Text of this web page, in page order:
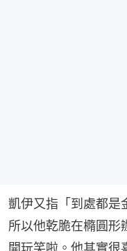
凱伊又指「到處都是
所以他乾脆在橢圓